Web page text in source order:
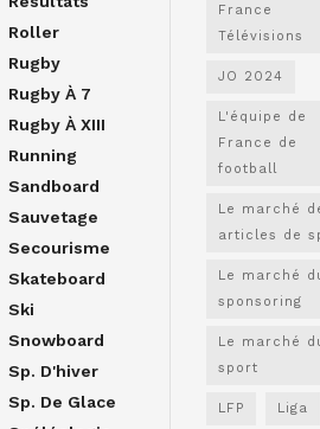
Roller
Rugby
Rugby À 7
Rugby À XIII
Running
Sandboard
Sauvetage
Secourisme
Skateboard
Ski
Snowboard
Sp. D'hiver
Sp. De Glace
France
Télévisions
JO 2024
L'équipe de
France de
football
Le marché
articles de
Le marché
sponsoring
Le marché
sport
LFP Liga